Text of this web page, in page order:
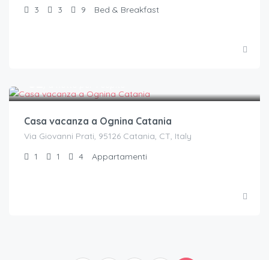
3
3 9 Bed & Breakfast
Casa vacanza a Ognina Catania
Via Giovanni Prati, 95126 Catania, CT, Italy
1
1 4 Appartamenti